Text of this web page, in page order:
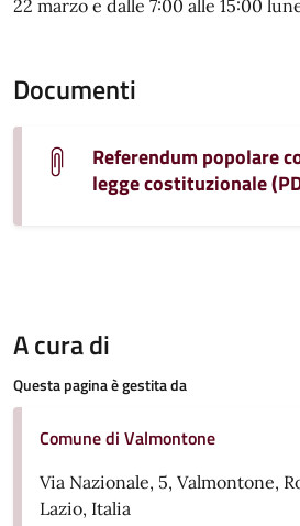
22 marzo e dalle 7:00 alle 15:00
Documenti
Referendum popolare
legge costituzionale
A cura di
Questa pagina è gestita da
Comune di Valmontone
Via Nazionale, 5, Valmontone,
Lazio, Italia